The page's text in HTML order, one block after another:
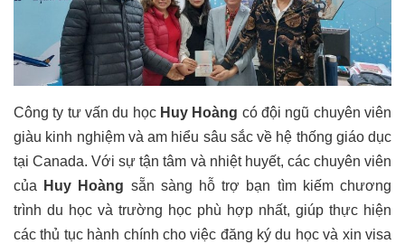
Công ty tư vấn du học Huy Hoàng có đội ngũ chuyên viên
giàu kinh nghiệm và am hiểu sâu sắc về hệ thống giáo dục
tại Canada. Với sự tận tâm và nhiệt huyết, các chuyên viên
của Huy Hoàng sẵn sàng hỗ trợ bạn tìm kiếm chương
trình du học và trường học phù hợp nhất, giúp thực hiện
các thủ tục hành chính cho việc đăng ký du học và xin visa